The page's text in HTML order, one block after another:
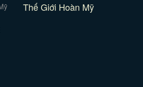
Thế Giới Hoàn Mỹ